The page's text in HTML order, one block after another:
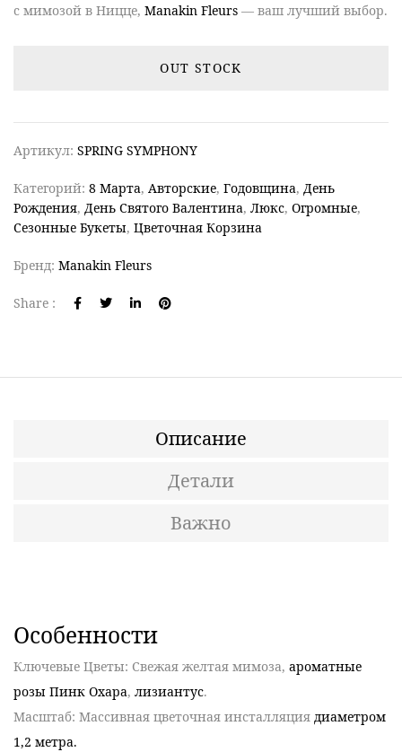
с мимозой в Ницце, Manakin Fleurs — ваш лучший выбор.
OUT STOCK
Артикул: SPRING SYMPHONY
Категорий: 8 Марта, Авторские, Годовщина, День
Рождения, День Святого Валентина, Люкс, Огромные,
Сезонные Букеты, Цветочная Корзина
Бренд: Manakin Fleurs
Share :
Описание
Детали
Важно
Особенности
Ключевые Цветы: Свежая желтая мимоза, ароматные
розы Пинк Охара, лизиантус.
Масштаб: Массивная цветочная инсталляция диаметром
1,2 метра.